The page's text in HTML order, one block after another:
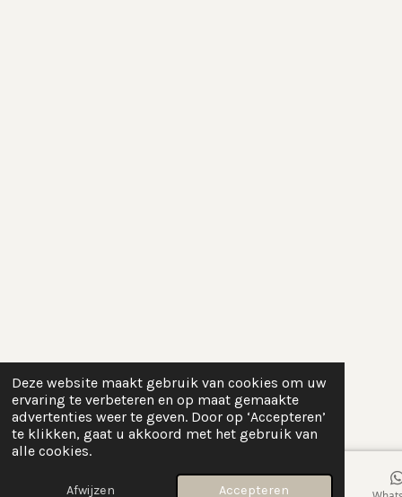
Deze website maakt gebruik van cookies om uw
ervaring te verbeteren en op maat gemaakte
advertenties weer te geven. Door op ‘Accepteren’
te klikken, gaat u akkoord met het gebruik van
alle cookies.
Afwijzen Accepteren